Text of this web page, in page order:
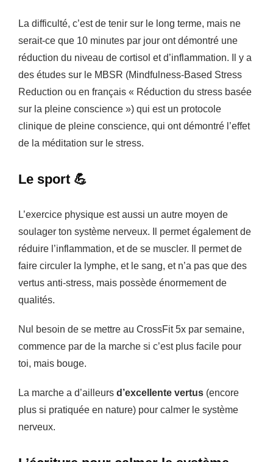
La difficulté, c’est de tenir sur le long terme, mais ne
serait-ce que 10 minutes par jour ont démontré une
réduction du niveau de cortisol et d’inflammation. Il y a
des études sur le MBSR (Mindfulness-Based Stress
Reduction ou en français « Réduction du stress basée
sur la pleine conscience ») qui est un protocole
clinique de pleine conscience, qui ont démontré l’effet
de la méditation sur le stress.
Le sport 💪
L’exercice physique est aussi un autre moyen de
soulager ton système nerveux. Il permet également de
réduire l’inflammation, et de se muscler. Il permet de
faire circuler la lymphe, et le sang, et n’a pas que des
vertus anti-stress, mais possède énormement de
qualités.
Nul besoin de se mettre au CrossFit 5x par semaine,
commence par de la marche si c’est plus facile pour
toi, mais bouge.
La marche a d’ailleurs d’excellente vertus (encore
plus si pratiquée en nature) pour calmer le système
nerveux.